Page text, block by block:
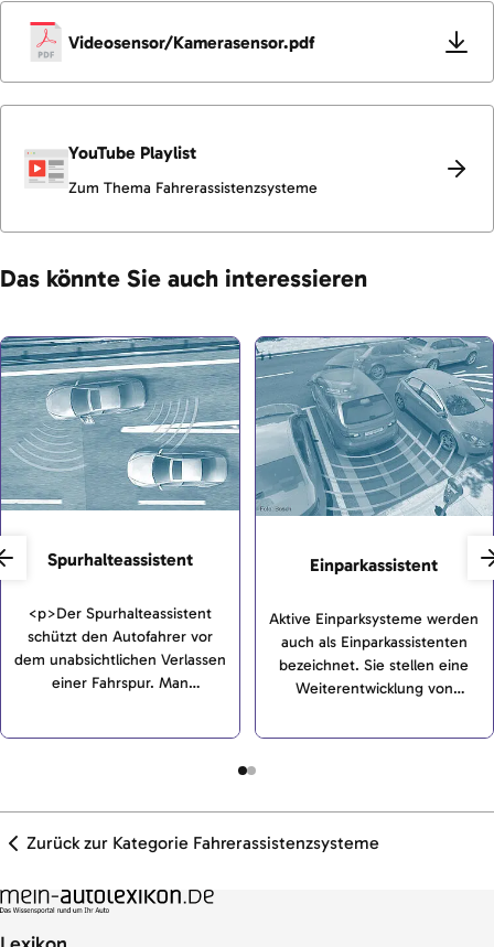
Videosensor/Kamerasensor.pdf
YouTube Playlist
Zum Thema Fahrerassistenzsysteme
Das könnte Sie auch interessieren
Spurhalteassistent
<p>Der Spurhalteassistent
schützt den Autofahrer vor
dem unabsichtlichen Verlassen
einer Fahrspur. Man
Spurhalteassistent“).</p>
Einparkassistent
Aktive Einparksysteme werden
auch als Einparkassistenten
bezeichnet. Sie stellen eine
Weiterentwicklung von
führen die beim Einparken
Zurück zur Kategorie Fahrerassistenzsysteme